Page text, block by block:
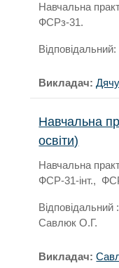
Навчальна
ФСРз-31.
Викладач:
Навчальна
освіти)
Навчальна
ФСР-31-інт.,
Відповідальний
Савлюк О.Г.
Викладач: